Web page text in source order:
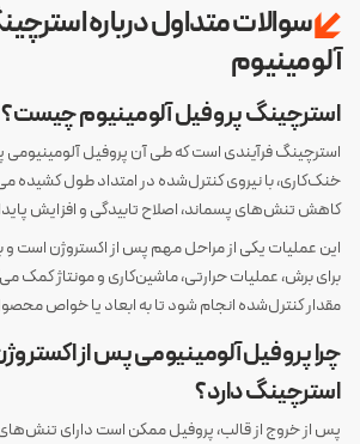
سوالات متداول درباره
آلومینیوم
استرچینگ پروفیل آلومینیوم چیست؟
استرچینگ فرآیندی است که طی آن پروفیل آلومینیومی
خنک‌کاری، با نیروی کنترل‌شده در امتداد طول کشیده
کاهش تنش‌های پسماند، اصلاح تابیدگی و افزایش
این عملیات یکی از مراحل مهم پس از اکستروژن است
برای برش، عملیات حرارتی، ماشین‌کاری و مونتاژ کمک
مقدار کنترل‌شده انجام شود تا به ابعاد یا خواص
چرا پروفیل آلومینیومی پس از
استرچینگ دارد؟
پس از خروج از قالب، پروفیل ممکن است دارای